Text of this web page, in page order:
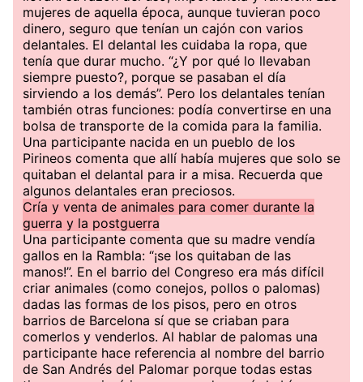
mujeres de aquella época, aunque tuvieran poco
dinero, seguro que tenían un cajón con varios
delantales. El delantal les cuidaba la ropa, que
tenía que durar mucho. “¿Y por qué lo llevaban
siempre puesto?, porque se pasaban el día
sirviendo a los demás”. Pero los delantales tenían
también otras funciones: podía convertirse en una
bolsa de transporte de la comida para la familia.
Una participante nacida en un pueblo de los
Pirineos comenta que allí había mujeres que solo se
quitaban el delantal para ir a misa. Recuerda que
algunos delantales eran preciosos.
Cría y venta de animales para comer durante la
guerra y la postguerra
Una participante comenta que su madre vendía
gallos en la Rambla: “¡se los quitaban de las
manos!”. En el barrio del Congreso era más difícil
criar animales (como conejos, pollos o palomas)
dadas las formas de los pisos, pero en otros
barrios de Barcelona sí que se criaban para
comerlos y venderlos. Al hablar de palomas una
participante hace referencia al nombre del barrio
de San Andrés del Palomar porque todas estas